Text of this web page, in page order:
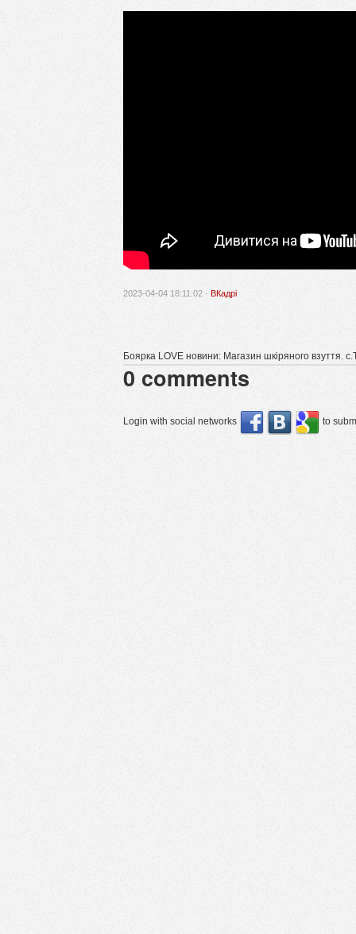
2023-04-04 18:11:02 · ВКадрі
Боярка LOVE новини: Магазин шкіряного взуття.
0 comments
Login with social networks to